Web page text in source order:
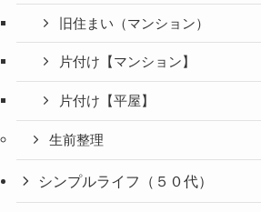
旧住まい（マンション）
片付け【マンション】
片付け【平屋】
生前整理
シンプルライフ（５０代）